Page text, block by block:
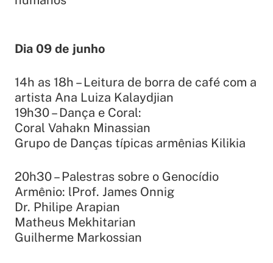
Dia 09 de junho
14h as 18h – Leitura de borra de café com a
artista Ana Luiza Kalaydjian
19h30 – Dança e Coral:
Coral Vahakn Minassian
Grupo de Danças típicas armênias Kilikia
20h30 – Palestras sobre o Genocídio
Armênio: lProf. James Onnig
Dr. Philipe Arapian
Matheus Mekhitarian
Guilherme Markossian